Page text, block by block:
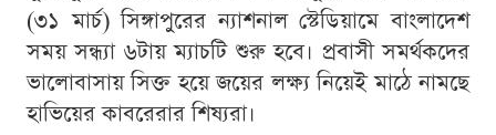
(৩১ মার্চ) সিঙ্গাপুরের ন্যাশনাল স্টেডিয়ামে বাংলাদেশ
সময় সন্ধ্যা ৬টায় ম্যাচটি শুরু হবে। প্রবাসী সমর্থকদের
ভালোবাসায় সিক্ত হয়ে জয়ের লক্ষ্য নিয়েই মাঠে নামছে
হাভিয়ের কাবরেরার শিষ্যরা।